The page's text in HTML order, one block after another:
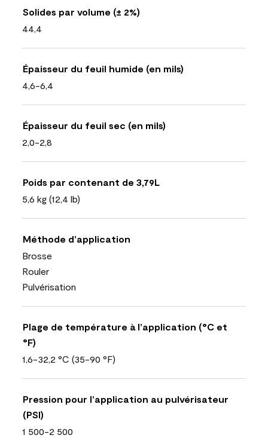
Solides par volume (± 2%)
44,4
Épaisseur du feuil humide (en mils)
4,6-6,4
Épaisseur du feuil sec (en mils)
2,0-2,8
Poids par contenant de 3,79L
5,6 kg (12,4 lb)
Méthode d’application
Brosse
Rouler
Pulvérisation
Plage de température à l’application (°C et
°F)
1,6-32,2 °C (35-90 °F)
Pression pour l’application au pulvérisateur
(PSI)
1 500-2 500